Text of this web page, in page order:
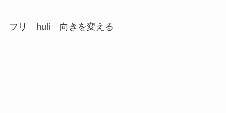
フリ huli 向きを変える